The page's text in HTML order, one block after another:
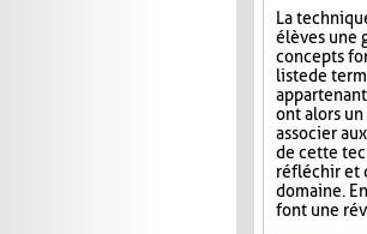
La
élèves une
concepts
liste de
ont alors
associer
de cette
réfléchir et
domaine.
font une